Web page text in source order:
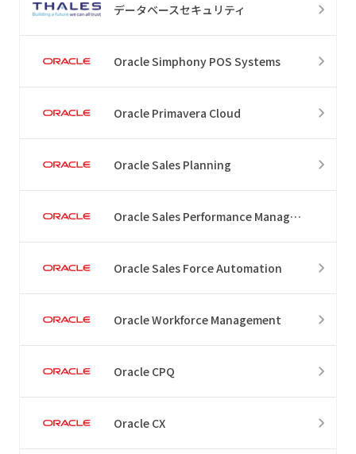
データベースセキュリティ
Oracle Simphony POS Systems
Oracle Primavera Cloud
Oracle Sales Planning
Oracle Sales Performance Management
Oracle Sales Force Automation
Oracle Workforce Management
Oracle CPQ
Oracle CX